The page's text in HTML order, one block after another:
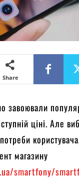
Share
ціні. Але
магазину
smartfony/